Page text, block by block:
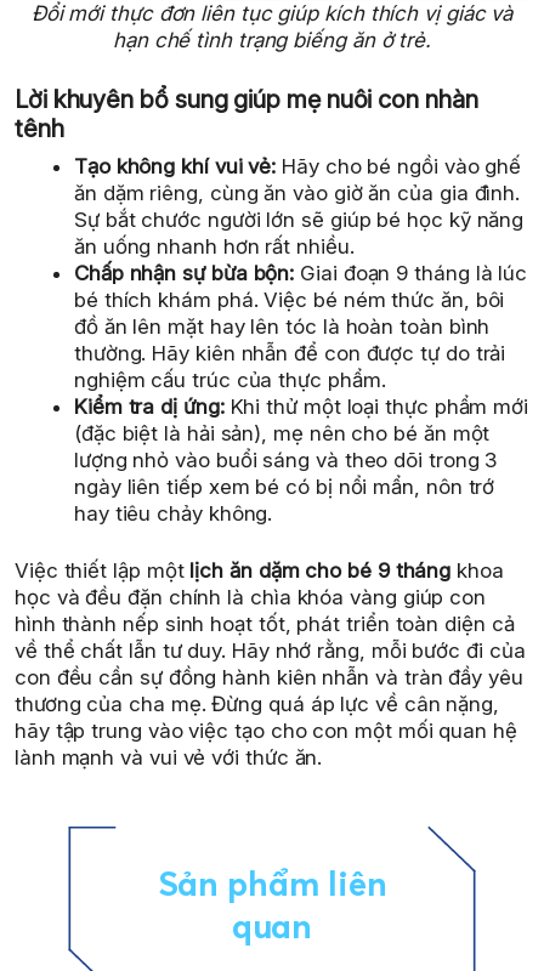
Đổi mới thực đơn liên tục giúp kích thích vị giác và
hạn chế tình trạng biếng ăn ở trẻ.
Lời khuyên bổ sung giúp mẹ nuôi con nhàn
tênh
Tạo không khí vui vẻ: Hãy cho bé ngồi vào ghế
ăn dặm riêng, cùng ăn vào giờ ăn của gia đình.
Sự bắt chước người lớn sẽ giúp bé học kỹ năng
ăn uống nhanh hơn rất nhiều.
Chấp nhận sự bừa bộn: Giai đoạn 9 tháng là lúc
bé thích khám phá. Việc bé ném thức ăn, bôi
đồ ăn lên mặt hay lên tóc là hoàn toàn bình
thường. Hãy kiên nhẫn để con được tự do trải
nghiệm cấu trúc của thực phẩm.
Kiểm tra dị ứng:Khi thử một loại thực phẩm mới
(đặc biệt là hải sản), mẹ nên cho bé ăn một
lượng nhỏ vào buổi sáng và theo dõi trong 3
ngày liên tiếp xem bé có bị nổi mẩn, nôn trớ
hay tiêu chảy không.
Việc thiết lập một lịch ăn dặm cho bé 9 tháng khoa
học và đều đặn chính là chìa khóa vàng giúp con
hình thành nếp sinh hoạt tốt, phát triển toàn diện cả
về thể chất lẫn tư duy. Hãy nhớ rằng, mỗi bước đi của
con đều cần sự đồng hành kiên nhẫn và tràn đầy yêu
thương của cha mẹ. Đừng quá áp lực về cân nặng,
hãy tập trung vào việc tạo cho con một mối quan hệ
lành mạnh và vui vẻ với thức ăn.
Sản phẩm liên
quan